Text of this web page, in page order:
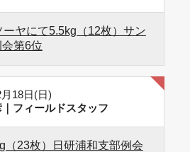
ヤにて5.5kg（12枚）サン
第6位
18日(日)
フィールドスタッフ
（23枚）日研浦和支部例会